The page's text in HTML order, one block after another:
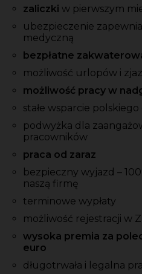
zaliczki w pierwszym
ubezpieczenie
medyczną
bezpłatne
możliwość urlopów i
możliwość pracy w
stałe wsparcie
podwyżka dla
pracowników
praca od zaraz
bezpieczny wyjazd –
naszą firmę
terminowe wypłaty
możliwość rejestracji w
wysoka premia za
euro
długotrwała i legalna